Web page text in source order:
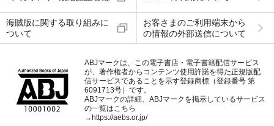
海賊版に関する取り組みに
ついて
お客さまのご利用端末から
の情報の外部送信について
ABJマークは、この電子書店・電子書籍配信サービス
が、著作権者からコンテンツ使用許諾を得た正規版配
信サービスであることを示す登録商標（登録番号 第
6091713号）です。
ABJマークの詳細、ABJマークを掲示しているサービス
の一覧はこちら
→https://aebs.or.jp/